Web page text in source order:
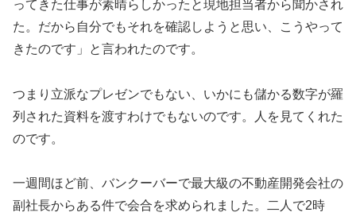
ってきた仕事が素晴らしかったと現地担当者から聞かされ
た。だから自分でもそれを確認しようと思い、こうやって
きたのです」と言われたのです。
つまり立派なプレゼンでもない、いかにも儲かる数字が羅
列された資料を渡すわけでもないのです。人を見てくれた
のです。
一週間ほど前、バンクーバーで最大級の不動産開発会社の
副社長からある件で会合を求められました。二人で2時